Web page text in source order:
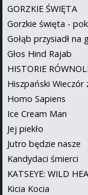
GORZKIE ŚWIĘTA
Gorzkie święta -
Gołąb przysiadł na
Głos Hind Rajab
HISTORIE
Hiszpański Wieczór
Homo Sapiens
Ice Cream Man
Jej piekło
Jutro będzie nasze
Kandydaci śmierci
KATSEYE: WILD
Kicia Kocia